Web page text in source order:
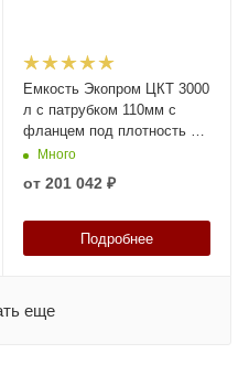
Емкость Экопром ЦКТ 3000
л с патрубком 110мм с
фланцем под плотность до
1,2 г/см³ белая в обрешетке
Много
от 201 042 ₽
Подробнее
еще